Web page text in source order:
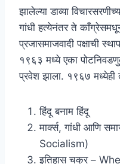
झालेल्या डाव्या
गांधी हत्येनंतर ते
प्रजासमाजवादी पक्षाची
१९६३ मध्ये एका
प्रवेश झाला. १९६७
हिंदू बनाम हिंदू
मार्क्स, गांधी आणि
Socialism)
इतिहास चक्र –